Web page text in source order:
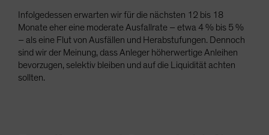
Infolgedessen erwarten wir für die nächsten 12 bis 18
Monate eher eine moderate Ausfallrate – etwa 4 % bis 5 %
– als eine Flut von Ausfällen und Herabstufungen. Dennoch
sind wir der Meinung, dass Anleger höherwertige Anleihen
bevorzugen, selektiv bleiben und auf die Liquidität achten
sollten.